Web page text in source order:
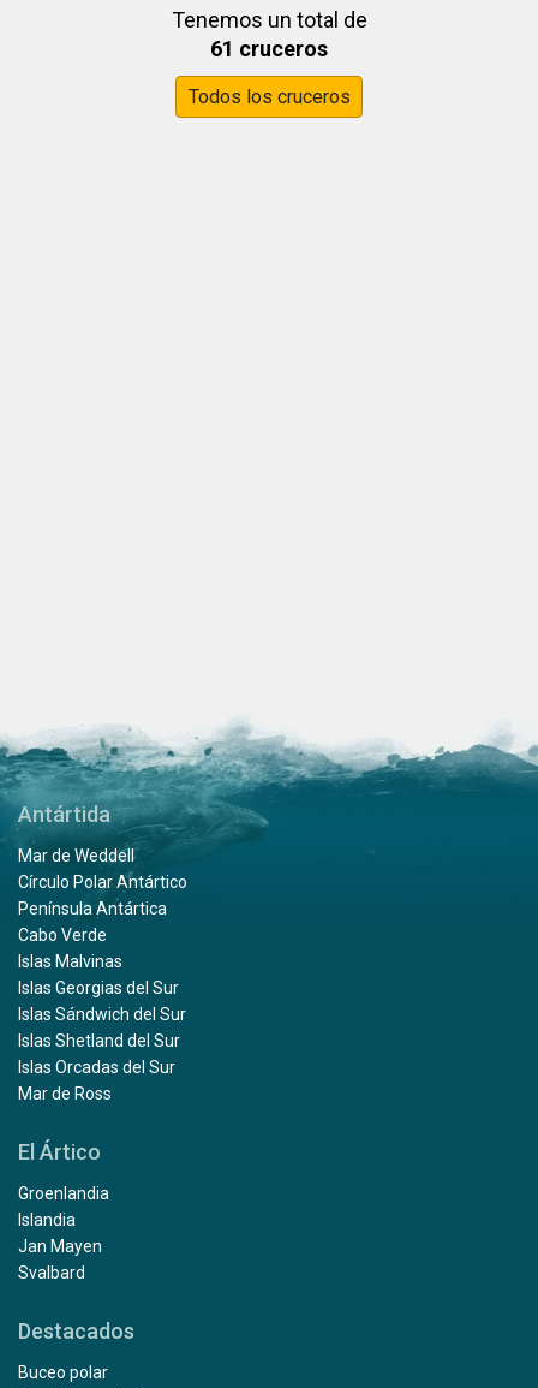
Tenemos un total de
61 cruceros
Todos los cruceros
Antártida
Mar de Weddell
Círculo Polar Antártico
Península Antártica
Cabo Verde
Islas Malvinas
Islas Georgias del Sur
Islas Sándwich del Sur
Islas Shetland del Sur
Islas Orcadas del Sur
Mar de Ross
El Ártico
Groenlandia
Islandia
Jan Mayen
Svalbard
Destacados
Buceo polar